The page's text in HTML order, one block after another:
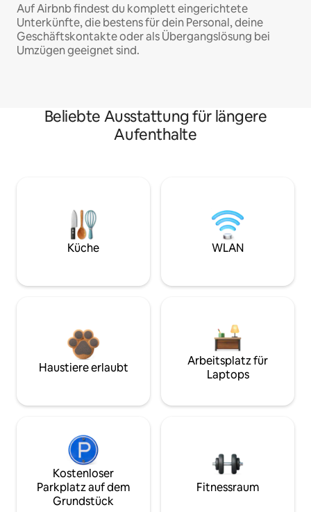
Auf Airbnb findest du komplett eingerichtete
Unterkünfte, die bestens für dein Personal, deine
Geschäftskontakte oder als Übergangslösung bei
Umzügen geeignet sind.
Beliebte Ausstattung für längere
Aufenthalte
Küche WLAN
Haustiere erlaubt
Arbeitsplatz für
Laptops
Kostenloser
Parkplatz auf dem
Grundstück
Fitnessraum